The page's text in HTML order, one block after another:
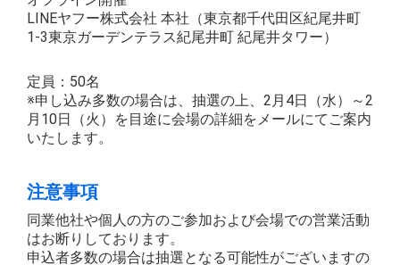
LINEヤフー株式会社 本社（東京都千代田区紀尾井町
1-3東京ガーデンテラス紀尾井町 紀尾井タワー）
定員：50名
※申し込み多数の場合は、抽選の上、2月4日（水）～2
月10日（火）を目途に会場の詳細をメールにてご案内
いたします。
注意事項
同業他社や個人の方のご参加および会場での営業活動
はお断りしております。
申込者多数の場合は抽選となる可能性がございますの